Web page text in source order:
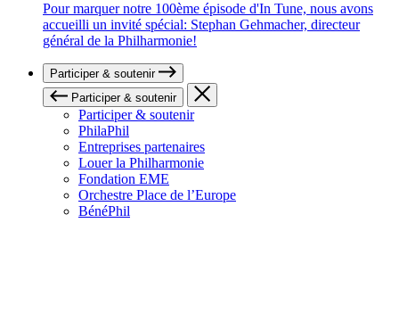
Pour marquer notre 100ème épisode d'In Tune, nous avons
accueilli un invité spécial: Stephan Gehmacher, directeur
général de la Philharmonie!
Participer & soutenir
Participer & soutenir
Participer & soutenir
PhilaPhil
Entreprises partenaires
Louer la Philharmonie
Fondation EME
Orchestre Place de l’Europe
BénéPhil